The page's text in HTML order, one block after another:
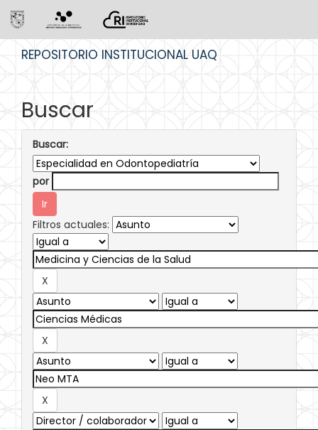
REPOSITORIO INSTITUCIONAL UAQ
Buscar
Buscar:
por
Filtros actuales: